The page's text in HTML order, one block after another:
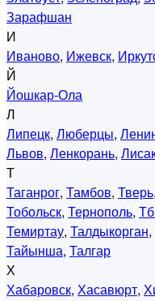
Зарафшан
И
Иваново, Ижевск,
Й
Йошкар-Ола
Л
Липецк, Люберцы,
Львов, Ленкорань,
Т
Таганрог, Тамбов, Тверь,
Тобольск, Тернополь,
Темиртау, Талдыкорган,
Тайынша, Талгар
Х
Хабаровск, Хасавюрт,